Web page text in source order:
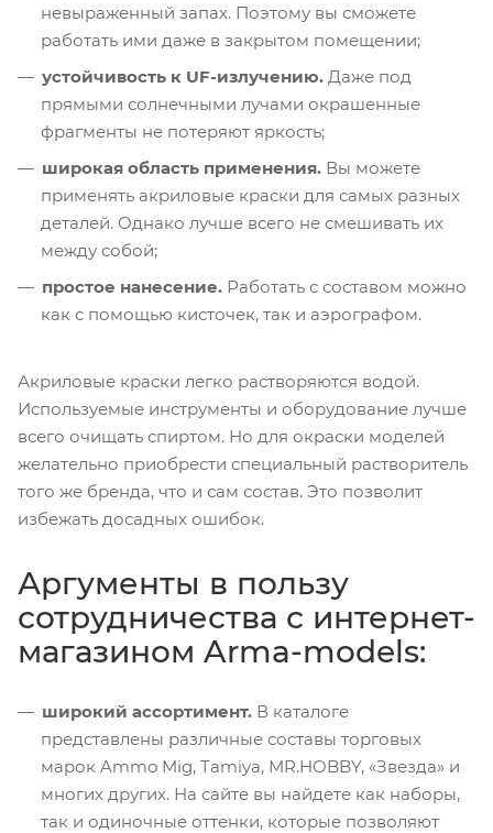
невыраженный запах. Поэтому вы сможете
работать ими даже в закрытом помещении;
устойчивость к UF-излучению. Даже под
прямыми солнечными лучами окрашенные
фрагменты не потеряют яркость;
широкая область применения. Вы можете
применять акриловые краски для самых разных
деталей. Однако лучше всего не смешивать их
между собой;
простое нанесение. Работать с составом можно
как с помощью кисточек, так и аэрографом.
Акриловые краски легко растворяются водой.
Используемые инструменты и оборудование лучше
всего очищать спиртом. Но для окраски моделей
желательно приобрести специальный растворитель
того же бренда, что и сам состав. Это позволит
избежать досадных ошибок.
Аргументы в пользу
сотрудничества с интернет-
магазином Arma-models:
широкий ассортимент. В каталоге
представлены различные составы торговых
марок Ammo Mig, Tamiya, MR.HOBBY, «Звезда» и
многих других. На сайте вы найдете как наборы,
так и одиночные оттенки, которые позволяют